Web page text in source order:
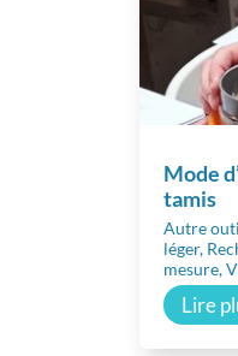
Mode
tamis
Autre
léger,
mesure,
Lire